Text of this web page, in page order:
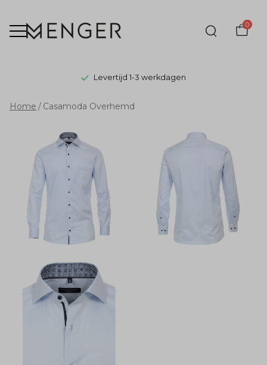
0
Levertijd 1-3 werkdagen
Casamoda
Overhemd
Menger
Mode
Home Casamoda Overhemd